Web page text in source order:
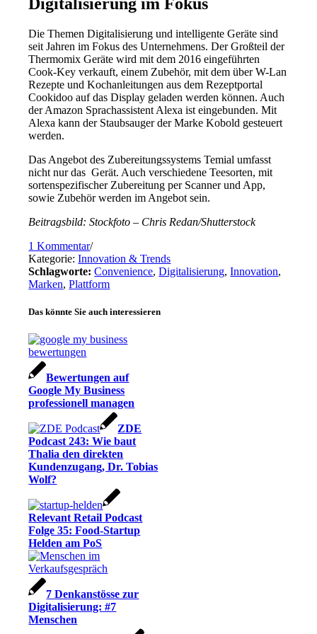
Die Themen Digitalisierung und intelligente Geräte sind
seit Jahren im Fokus des Unternehmens. Der Großteil der
Thermomix Geräte wird mit dem 2016 eingeführten
Cook-Key verkauft, einem Zubehör, mit dem über W-Lan
Rezepte und Kochanleitungen aus dem Rezeptportal
Cookidoo auf das Display geladen werden können. Auch
der Amazon Sprachassistent Alexa ist eingebunden. Mit
Alexa kann der Staubsauger der Marke Kobold gesteuert
werden.
Das Angebot des Zubereitungssystems Temial umfasst
nicht nur das Gerät. Auch verschiedene Teesorten, mit
sortenspezifischer Zubereitung per Scanner und App,
sowie Zubehör werden im Angebot sein.
Beitragsbild: Stockfoto – Chris Redan/Shutterstock
1 Kommentar/
Kategorie:Innovation & Trends
Schlagworte: Convenience,Digitalisierung,Innovation,
Marken,Plattform
Das könnte Sie auch interessieren
Bewertungen auf
Google My Business
professionell managen
ZDE
Podcast 243: Wie baut
Thalia den direkten
Kundenzugang, Dr. Tobias
Wolf?
Relevant Retail Podcast
Folge 35: Food-Startup
Helden am PoS
7 Denkanstösse zur
Digitalisierung: #7
Menschen